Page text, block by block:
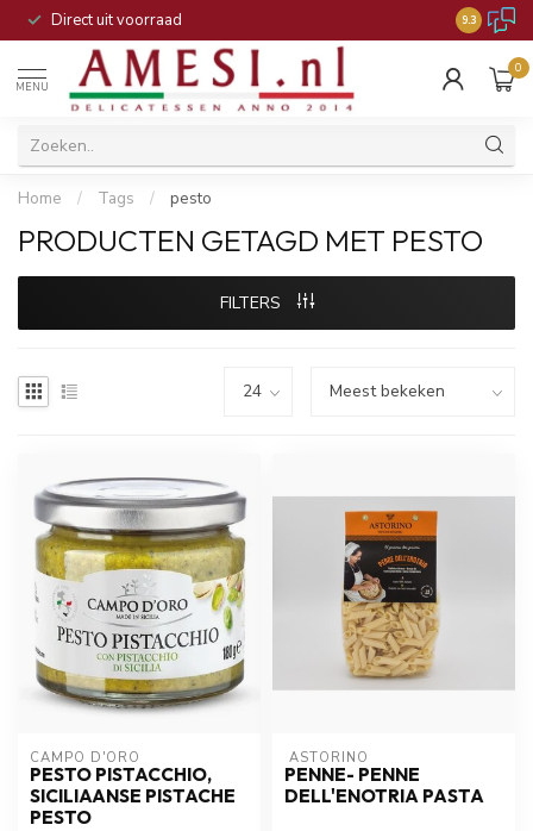
Direct uit voorraad 9.3
MENU
0
Home / Tags / pesto
PRODUCTEN GETAGD MET PESTO
FILTERS
CAMPO D'ORO
PESTO PISTACCHIO,
SICILIAANSE PISTACHE
PESTO
ASTORINO
PENNE- PENNE
DELL'ENOTRIA PASTA